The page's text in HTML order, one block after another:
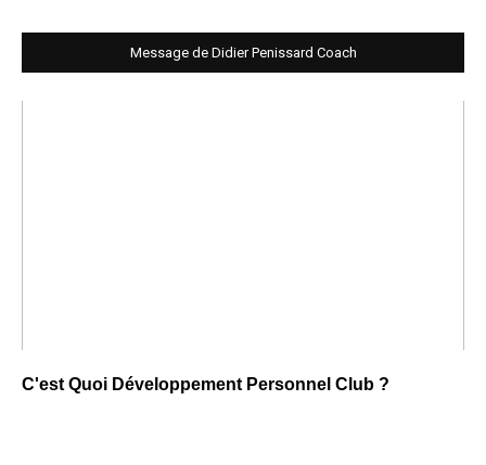
Message de Didier Penissard Coach
C'est Quoi Développement Personnel Club ?